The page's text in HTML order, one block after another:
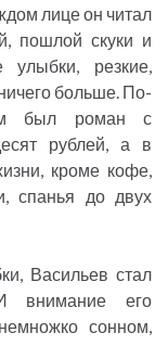
лице он читал
пошлой скуки и
улыбки, резкие,
больше. По-
был роман с
рублей, а в
кроме кофе,
спанья до двух
Васильев стал
внимание его
сонном,